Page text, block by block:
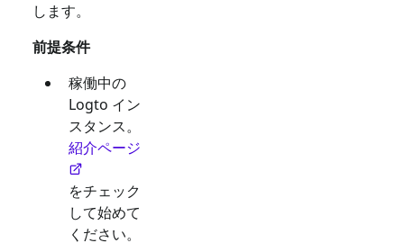
します。
前提条件
稼働中の
Logto イン
スタンス。
紹介ページ
をチェック
して始めて
ください。